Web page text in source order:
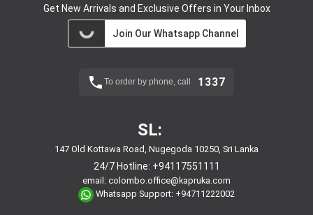
Get New Arrivals and Exclusive Offers in Your Inbox
Join Our Whatsapp Channel
To order by phone, call 1337
SL:
147 Old Kottawa Road, Nugegoda 10250, Sri Lanka
24/7 Hotline: +94117551111
email: colombo.office@kapruka.com
Whatsapp Support: +94711222002